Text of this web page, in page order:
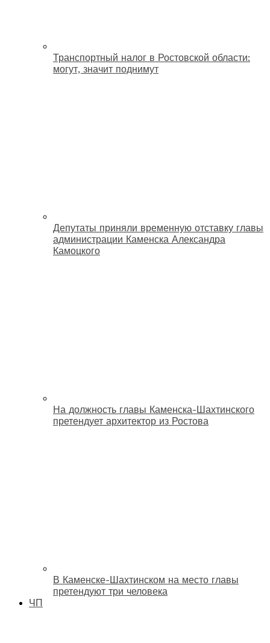
Транспортный налог в Ростовской области:
могут, значит поднимут
Депутаты приняли временную отставку главы
администрации Каменска Александра
Камоцкого
На должность главы Каменска-Шахтинского
претендует архитектор из Ростова
В Каменске-Шахтинском на место главы
претендуют три человека
ЧП